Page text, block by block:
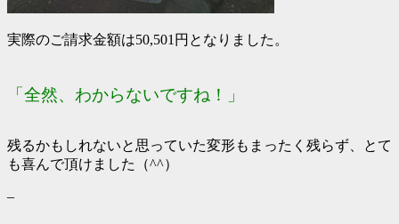
実際のご請求金額は50,501円となりました。
「全然、わからないですね！」
残るかもしれないと思っていた変形もまったく残らず、とて
も喜んで頂けました（^^）
–